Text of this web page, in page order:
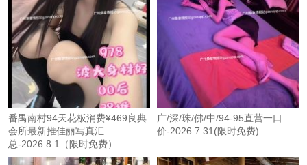
番禺南村94天花板消费¥469良典
会所最新推佳丽写真汇
总-2026.8.1（限时免费）
广/深/珠/佛/中/94-95直营一口
价-2026.7.31(限时免费)